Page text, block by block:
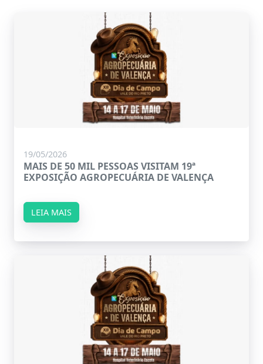
19/05/2026
MAIS DE 50 MIL PESSOAS VISITAM 19ª
EXPOSIÇÃO AGROPECUÁRIA DE VALENÇA
LEIA MAIS